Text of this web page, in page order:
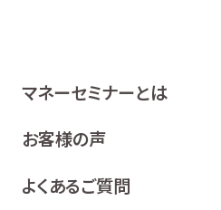
マネーセミナーとは
お客様の声
よくあるご質問